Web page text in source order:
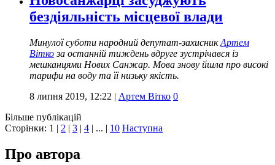
бездіяльність місцевої влади
Минулої суботи народний депутат-захисникАртем
Віткоза останній тиждень вдруге зустрічався із
мешканцями Нових Санжар. Мова знову йшла про високі
тарифи на воду та її низьку якість.
8 липня 2019, 12:22 | Артем Вітко 0
Більше публікацій
Сторінки: 1 | 2 | 3 | 4 | ... | 10 Наступна
Про автора